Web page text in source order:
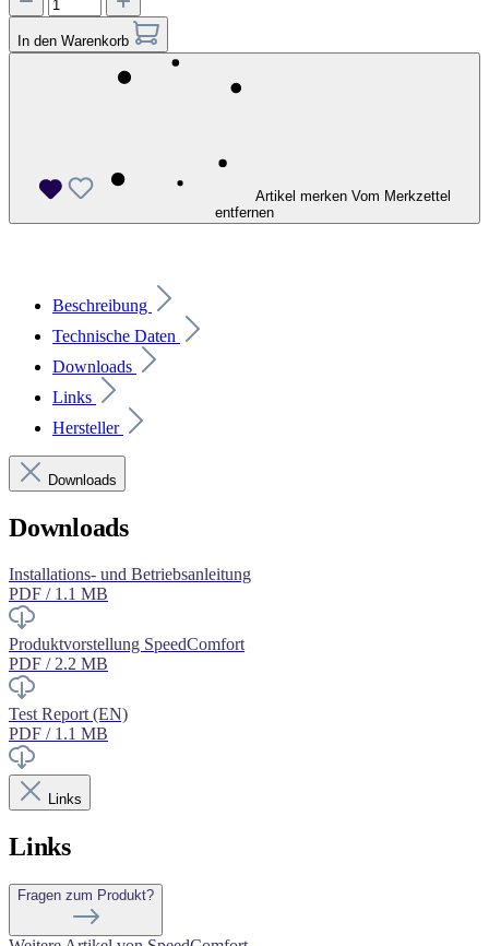
In den Warenkorb
Artikel merken Vom Merkzettel
entfernen
Beschreibung
Technische Daten
Downloads
Links
Hersteller
Downloads
Downloads
Installations- und Betriebsanleitung
PDF / 1.1 MB
Produktvorstellung SpeedComfort
PDF / 2.2 MB
Test Report (EN)
PDF / 1.1 MB
Links
Links
Fragen zum Produkt?